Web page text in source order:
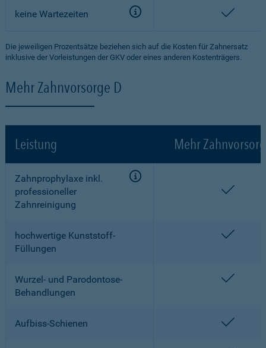
keine Wartezeiten
Die jeweiligen Prozentsätze beziehen sich auf die Kosten für Zahnersatz
inklusive der Vorleistungen der GKV oder eines anderen Kostenträgers.
Mehr Zahnvorsorge D
Leistung Mehr
Zahnprophylaxe inkl.
professioneller
Zahnreinigung
hochwertige Kunststoff-
Füllungen
Wurzel- und Parodontose-
Behandlungen
Aufbiss-Schienen